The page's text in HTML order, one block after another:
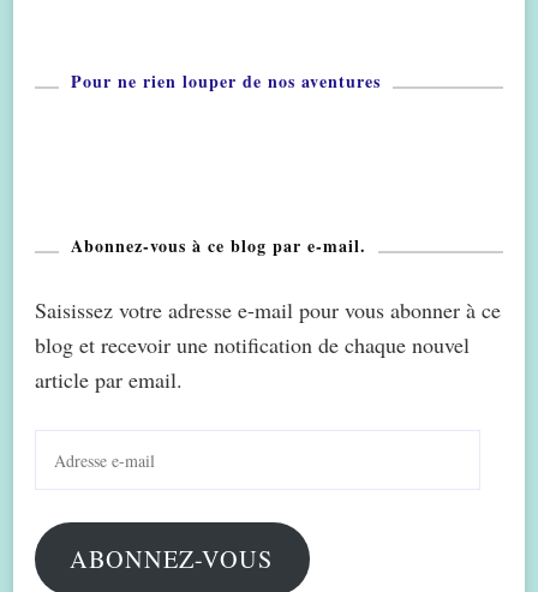
Pour ne rien louper de nos aventures
Abonnez-vous à ce blog par e-mail.
Saisissez votre adresse e-mail pour vous abonner à ce
blog et recevoir une notification de chaque nouvel
article par email.
mail
ABONNEZ-VOUS